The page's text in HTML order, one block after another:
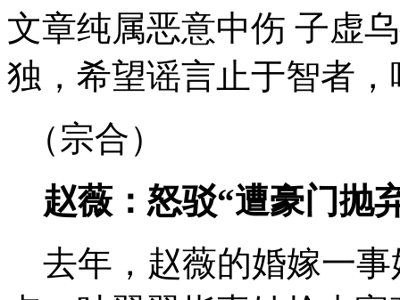
文章纯属恶意中伤 子虚
独，希望谣言止于智者
（宗合）
赵薇：怒驳“遭豪门抛
去年，赵薇的婚嫁一事